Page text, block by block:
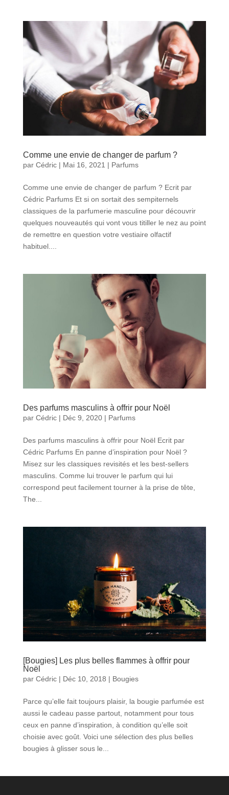
Comme une envie de changer de parfum ?
par Cédric| Mai 16, 2021 | Parfums
Comme une envie de changer de parfum ? Ecrit par
Cédric Parfums Et si on sortait des sempiternels
classiques de la parfumerie masculine pour découvrir
quelques nouveautés qui vont vous titiller le nez au point
de remettre en question votre vestiaire olfactif
habituel....
Des parfums masculins à offrir pour Noël
par Cédric| Déc 9, 2020| Parfums
Des parfums masculins à offrir pour Noël Ecrit par
Cédric Parfums En panne d’inspiration pour Noël ?
Misez sur les classiques revisités et les best-sellers
masculins. Comme lui trouver le parfum qui lui
correspond peut facilement tourner à la prise de tête,
The...
[Bougies] Les plus belles flammes à offrir pour
Noël
par Cédric| Déc 10, 2018 | Bougies
Parce qu’elle fait toujours plaisir, la bougie parfumée est
aussi le cadeau passe partout, notamment pour tous
ceux en panne d’inspiration, à condition qu’elle soit
choisie avec goût. Voici une sélection des plus belles
bougies à glisser sous le...